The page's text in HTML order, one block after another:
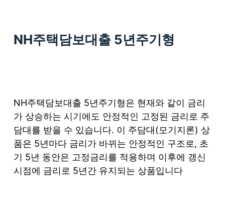
NH주택담보대출 5년주기형
NH주택담보대출 5년주기형은 현재와 같이 금리
가 상승하는 시기에도 안정적인 고정된 금리로 주
담대를 받을 수 있습니다. 이 주담대(모기지론) 상
품은 5년마다 금리가 바뀌는 안정적인 구조로, 초
기 5년 동안은 고정금리를 적용하며 이후에 갱신
시점에 금리로 5년간 유지되는 상품입니다